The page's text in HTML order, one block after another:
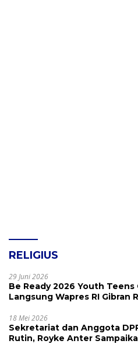
RELIGIUS
29 Juni 2026
Be Ready 2026 Youth
Langsung Wapres RI Gibran
18 Mei 2026
Sekretariat dan Anggota
Rutin, Royke Anter